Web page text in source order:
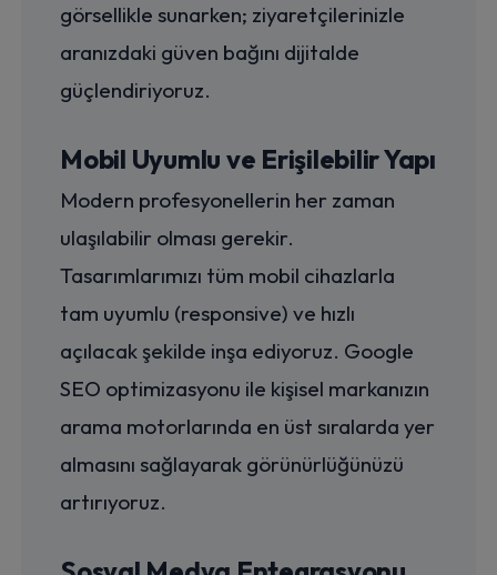
görsellikle sunarken; ziyaretçilerinizle
aranızdaki güven bağını dijitalde
güçlendiriyoruz.
Mobil Uyumlu ve Erişilebilir Yapı
Modern profesyonellerin her zaman
ulaşılabilir olması gerekir.
Tasarımlarımızı tüm mobil cihazlarla
tam uyumlu (responsive) ve hızlı
açılacak şekilde inşa ediyoruz. Google
SEO optimizasyonu ile kişisel markanızın
arama motorlarında en üst sıralarda yer
almasını sağlayarak görünürlüğünüzü
artırıyoruz.